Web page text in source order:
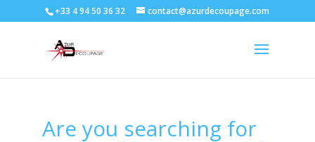
+33 4 94 50 36 32 contact@azurdecoupage.com
Are you searching for